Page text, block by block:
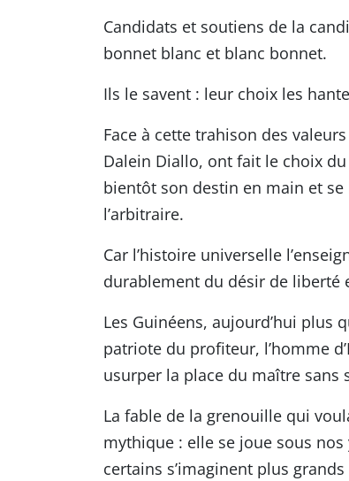
Candidats et soutiens de la
bonnet blanc et blanc bonnet.
Ils le savent : leur choix les
Face à cette trahison des
Dalein Diallo, ont fait le choix
bientôt son destin en main et
l’arbitraire.
Car l’histoire universelle
durablement du désir de liberté
Les Guinéens, aujourd’hui plus
patriote du profiteur, l’homme
usurper la place du maître
La fable de la grenouille qui
mythique : elle se joue sous
certains s’imaginent plus grands